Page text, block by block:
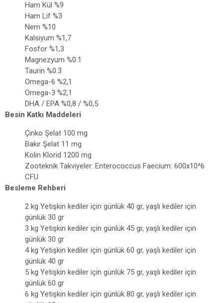
Ham Kül %9
Ham Lif %3
Nem %10
Kalsiyum %1,7
Fosfor %1,3
Magnezyum %0.1
Taurin %0.3
Omega-6 %2,1
Omega-3 %2,1
DHA / EPA %0,8 / %0,5
Besin Katkı Maddeleri
Çinko Şelat 100 mg
Bakır Şelat 11 mg
Kolin Klorid 1200 mg
Zooteknik Takviyeler: Enterococcus Faecium: 600x10^6
CFU
Besleme Rehberi
2 kg Yetişkin kediler için günlük 40 gr, yaşlı kediler için
günlük 30 gr
3 kg Yetişkin kediler için günlük 45 gr, yaşlı kediler için
günlük 30 gr
4 kg Yetişkin kediler için günlük 60 gr, yaşlı kediler için
günlük 40 gr
5 kg Yetişkin kediler için günlük 75 gr, yaşlı kediler için
günlük 60 gr
6 kg Yetişkin kediler için günlük 80 gr, yaşlı kediler için